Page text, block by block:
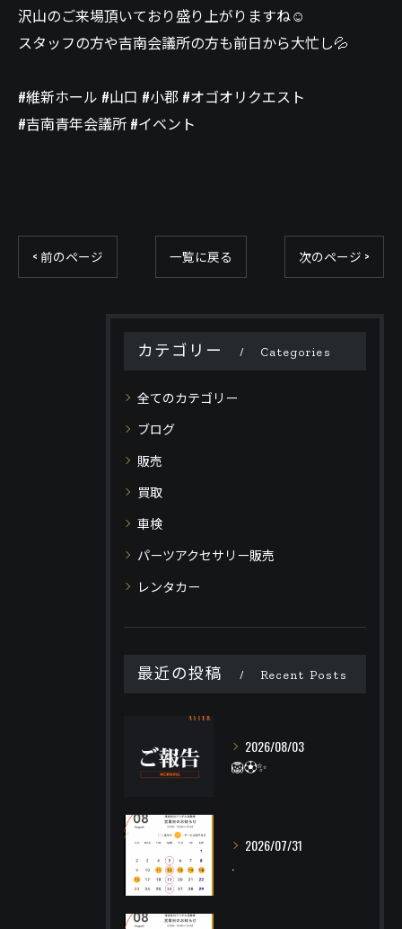
沢山のご来場頂いており盛り上がりますね☺️
スタッフの方や吉南会議所の方も前日から大忙し💦
#維新ホール #山口 #小郡 #オゴオリクエスト
#吉南青年会議所 #イベント
< 前のページ 一覧に戻る 次のページ >
カテゴリー Categories
全てのカテゴリー
ブログ
販売
買取
車検
パーツアクセサリー販売
レンタカー
最近の投稿 Recent Posts
2026/08/03
🦁⚽️✨
2026/07/31